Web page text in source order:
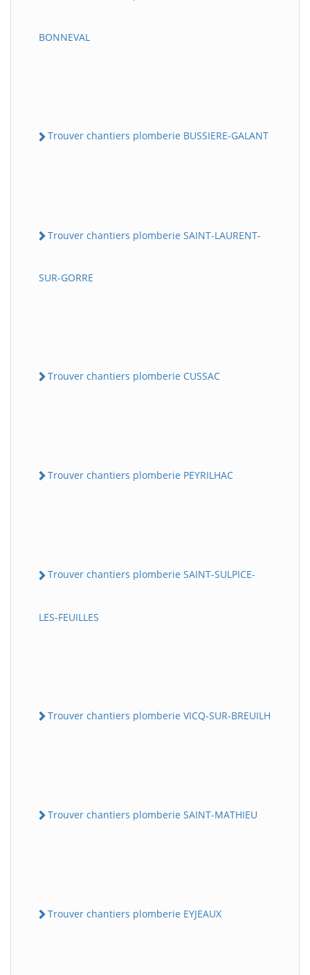
BONNEVAL
Trouver chantiers plomberie BUSSIERE-GALANT
Trouver chantiers plomberie SAINT-LAURENT-
SUR-GORRE
Trouver chantiers plomberie CUSSAC
Trouver chantiers plomberie PEYRILHAC
Trouver chantiers plomberie SAINT-SULPICE-
LES-FEUILLES
Trouver chantiers plomberie VICQ-SUR-BREUILH
Trouver chantiers plomberie SAINT-MATHIEU
Trouver chantiers plomberie EYJEAUX